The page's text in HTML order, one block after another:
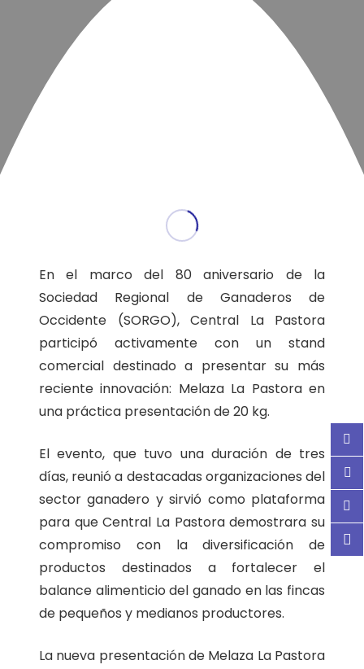
En el marco del 80 aniversario de la
Sociedad Regional de Ganaderos de
Occidente (SORGO), Central La Pastora
participó activamente con un stand
comercial destinado a presentar su más
reciente innovación: Melaza La Pastora en
una práctica presentación de 20 kg.
El evento, que tuvo una duración de tres
días, reunió a destacadas organizaciones del
sector ganadero y sirvió como plataforma
para que Central La Pastora demostrara su
compromiso con la diversificación de
productos destinados a fortalecer el
balance alimenticio del ganado en las fincas
de pequeños y medianos productores.
La nueva presentación de Melaza La Pastora